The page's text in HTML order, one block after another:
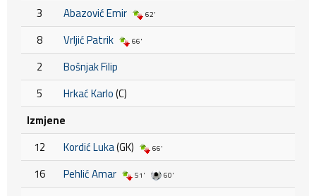
3 Abazović Emir 62'
8 Vrljić Patrik 66'
2
Bošnjak Filip
5
Hrkać Karlo(C)
Izmjene
12
Kordić Luka(GK) 66'
16 Pehlić Amar 51' 60'